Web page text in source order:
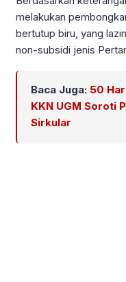
melakukan
bertutup biru, yang
non-subsidi jenis
Baca Juga: 50
KKN UGM Soroti
Sirkular